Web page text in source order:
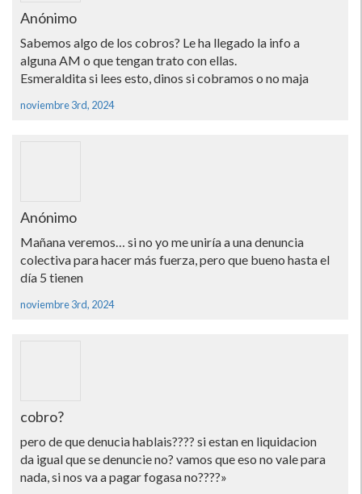
Anónimo
Sabemos algo de los cobros? Le ha llegado la info a
alguna AM o que tengan trato con ellas.
Esmeraldita si lees esto, dinos si cobramos o no maja
noviembre 3rd, 2024
Anónimo
Mañana veremos… si no yo me uniría a una denuncia
colectiva para hacer más fuerza, pero que bueno hasta el
día 5 tienen
noviembre 3rd, 2024
cobro?
pero de que denucia hablais???? si estan en liquidacion
da igual que se denuncie no? vamos que eso no vale para
nada, si nos va a pagar fogasa no????»